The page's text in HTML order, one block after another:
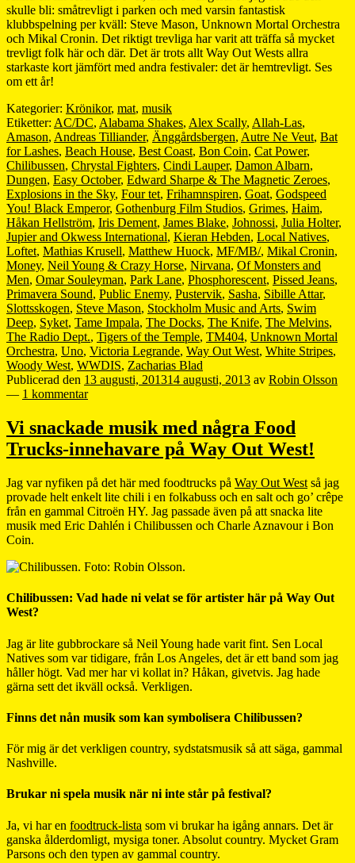
skulle bli: småtrevligt i parken och med varsin fantastisk
klubbspelning per kväll: Steve Mason, Unknown Mortal Orchestra
och Mikal Cronin. Det riktigt trevliga har varit att träffa så mycket
trevligt folk här och där. Det är trots allt Way Out Wests allra
starkaste kort jämfört med andra festivaler: det är hemtrevligt. Ses
om ett år!
Kategorier: Krönikor, mat, musik
Etiketter: AC/DC, Alabama Shakes, Alex Scally, Allah-Las,
Amason, Andreas Tilliander, Änggårdsbergen, Autre Ne Veut, Bat
for Lashes, Beach House, Best Coast, Bon Coin, Cat Power,
Chilibussen, Chrystal Fighters, Cindi Lauper, Damon Albarn,
Dungen, Easy October, Edward Sharpe & The Magnetic Zeroes,
Explosions in the Sky, Four tet, Frihamnspiren, Goat, Godspeed
You! Black Emperor, Gothenburg Film Studios, Grimes, Haim,
Håkan Hellström, Iris Dement, James Blake, Johnossi, Julia Holter,
Jupier and Okwess International, Kieran Hebden, Local Natives,
Loftet, Mathias Krusell, Matthew Huock, MF/MB/, Mikal Cronin,
Money, Neil Young & Crazy Horse, Nirvana, Of Monsters and
Men, Omar Souleyman, Park Lane, Phosphorescent, Pissed Jeans,
Primavera Sound, Public Enemy, Pustervik, Sasha, Sibille Attar,
Slottsskogen, Steve Mason, Stockholm Music and Arts, Swim
Deep, Syket, Tame Impala, The Docks, The Knife, The Melvins,
The Radio Dept., Tigers of the Temple, TM404, Unknown Mortal
Orchestra, Uno, Victoria Legrande, Way Out West, White Stripes,
Woody West, WWDIS, Zacharias Blad
Publicerad den 13 augusti, 201314 augusti, 2013 av Robin Olsson
— 1 kommentar
Vi snackade musik med några Food
Trucks-innehavare på Way Out West!
Jag var nyfiken på det här med foodtrucks på Way Out West så jag
provade helt enkelt lite chili i en folkabuss och en salt och go’ crêpe
från en gammal Citroën HY. Jag passade även på att snacka lite
musik med Eric Dahlén i Chilibussen och Charle Aznavour i Bon
Coin.
Chilibussen: Vad hade ni velat se för artister här på Way Out
West?
Jag är lite gubbrockare så Neil Young hade varit fint. Sen Local
Natives som var tidigare, från Los Angeles, det är ett band som jag
håller högt. Vad mer har vi kollat in? Håkan, givetvis. Jag hade
gärna sett det ikväll också. Verkligen.
Finns det nån musik som kan symbolisera Chilibussen?
För mig är det verkligen country, sydstatsmusik så att säga, gammal
Nashville.
Brukar ni spela musik när ni inte står på festival?
Ja, vi har en foodtruck-lista som vi brukar ha igång annars. Det är
ganska ålderdomligt, mysiga toner. Absolut country. Mycket Gram
Parsons och den typen av gammal country.